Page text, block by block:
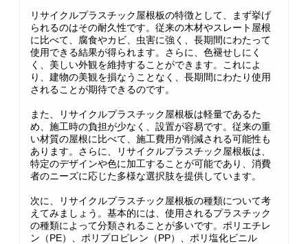
リサイクルプラスチック屋根板の特徴として、まず挙げ
られるのはその耐久性です。従来の木材やスレート屋根
に比べて、腐食やカビ、虫害に強く、長期間にわたって
使用できる結果が得られます。さらに、色褪せしにく
く、美しい外観を維持することができます。これによ
り、建物の美観を損なうことなく、長期間にわたり使用
されることが期待できるのです。
また、リサイクルプラスチック屋根板は軽量であるた
め、施工時の負担が少なく、設置が容易です。従来の重
い材質の屋根に比べて、施工費用が削減される可能性も
あります。さらに、リサイクルプラスチック屋根板は、
特定のデザインや色に加工することが可能であり、消費
者のニーズに応じた多様な選択肢を提供しています。
次に、リサイクルプラスチック屋根板の種類について考
えてみましょう。基本的には、使用されるプラスチック
の種類によって分類されることが多いです。ポリエチレ
ン（PE）、ポリプロピレン（PP）、ポリ塩化ビニル